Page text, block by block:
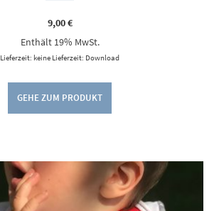
9,00€
Enthält 19% MwSt.
Lieferzeit: keine Lieferzeit: Download
GEHE ZUM PRODUKT